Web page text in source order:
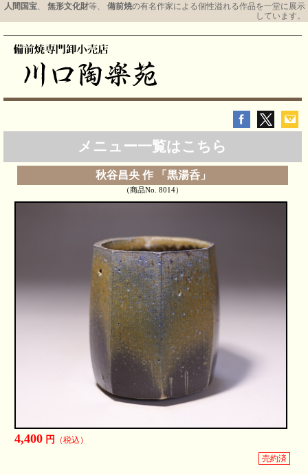
人間国宝、 無形文化財等、 備前焼の有名作家による個性溢れる作品を一堂に展示
しています。
メニュー一覧はこちら
秋谷昌央 作 「黒湯呑」
（商品No. 8014）
4,400 円
（税込）
売約済